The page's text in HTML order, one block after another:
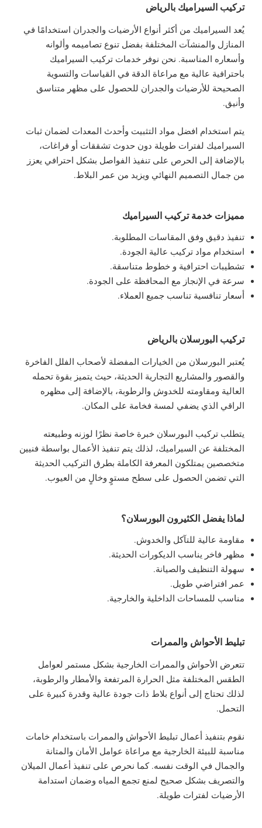
تركيب السيراميك بالرياض
يُعد السيراميك من أكثر أنواع الأرضيات والجدران استخدامًا في
المنازل والمنشآت المختلفة بفضل تنوع تصاميمه وألوانه
وأسعاره المناسبة. نحن نوفر خدمات تركيب السيراميك
باحترافية عالية مع مراعاة الدقة في القياسات والتسوية
الصحيحة للأرضيات والجدران للحصول على مظهر متناسق
وأنيق.
يتم استخدام افضل مواد التثبيت وأحدث المعدات لضمان ثبات
السيراميك لفترات طويلة دون حدوث تشققات أو فراغات،
بالإضافة إلى الحرص على تنفيذ الفواصل بشكل احترافي يعزز
من جمال التصميم النهائي ويزيد من عمر البلاط.
مميزات خدمة تركيب السيراميك
تنفيذ دقيق وفق المقاسات المطلوبة.
استخدام مواد تركيب عالية الجودة.
تشطيبات احترافية و خطوط متناسقة.
سرعة في الإنجاز مع المحافظة على الجودة.
أسعار تنافسية تناسب جميع العملاء.
تركيب البورسلان بالرياض
يُعتبر البورسلان من الخيارات المفضلة لأصحاب الفلل الفاخرة
والقصور والمشاريع التجارية الحديثة، حيث يتميز بقوة تحمله
العالية ومقاومته للخدوش والرطوبة، بالإضافة إلى مظهره
الراقي الذي يضفي لمسة فخامة على المكان.
يتطلب تركيب البورسلان خبرة خاصة نظرًا لوزنه وطبيعته
المختلفة عن السيراميك، لذلك يتم تنفيذ الأعمال بواسطة فنيين
متخصصين يمتلكون المعرفة الكاملة بطرق التركيب الحديثة
التي تضمن الحصول على سطح مستوٍ وخالٍ من العيوب.
لماذا يفضل الكثيرون البورسلان؟
مقاومة عالية للتآكل والخدوش.
مظهر فاخر يناسب الديكورات الحديثة.
سهولة التنظيف والصيانة.
عمر افتراضي طويل.
مناسب للمساحات الداخلية والخارجية.
تبليط الأحواش والممرات
تتعرض الأحواش والممرات الخارجية بشكل مستمر لعوامل
الطقس المختلفة مثل الحرارة المرتفعة والأمطار والرطوبة،
لذلك تحتاج إلى أنواع بلاط ذات جودة عالية وقدرة كبيرة على
التحمل.
نقوم بتنفيذ أعمال تبليط الأحواش والممرات باستخدام خامات
مناسبة للبيئة الخارجية مع مراعاة عوامل الأمان والمتانة
والجمال في الوقت نفسه. كما نحرص على تنفيذ أعمال الميلان
والتصريف بشكل صحيح لمنع تجمع المياه وضمان استدامة
الأرضيات لفترات طويلة.